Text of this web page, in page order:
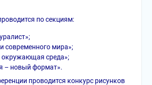
по секциям:
современного мира»;
окружающая среда»;
– новый формат».
проводится конкурс рисунков